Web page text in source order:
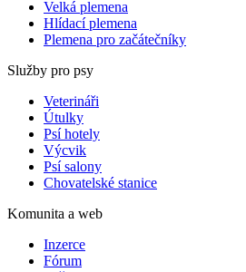
Velká plemena
Hlídací plemena
Plemena pro začátečníky
Služby pro psy
Veterináři
Útulky
Psí hotely
Výcvik
Psí salony
Chovatelské stanice
Komunita a web
Inzerce
Fórum